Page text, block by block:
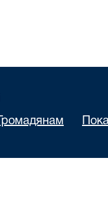
Громадянам